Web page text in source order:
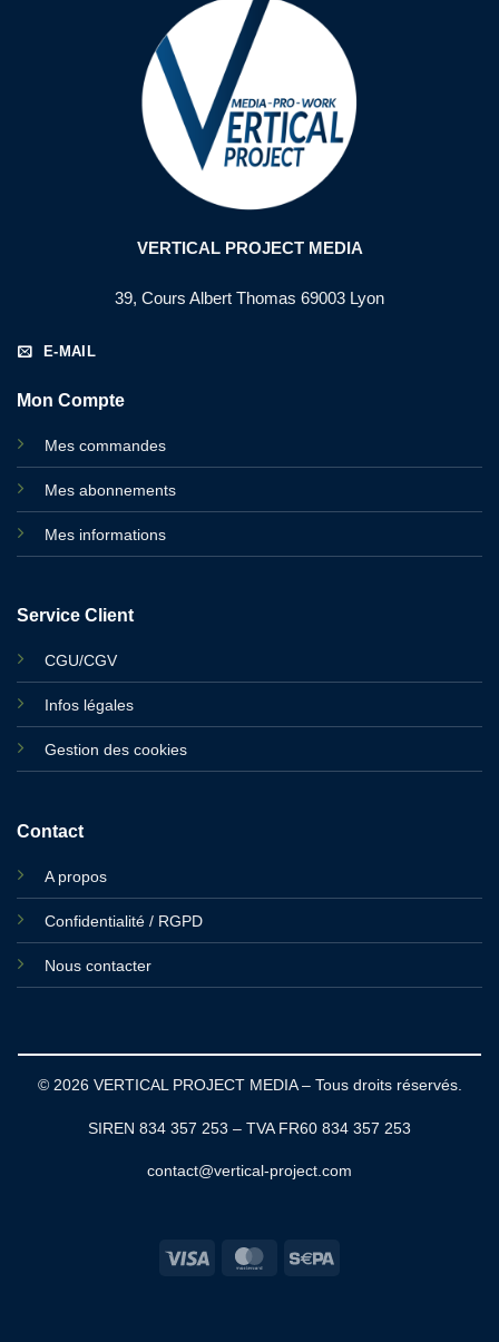
VERTICAL PROJECT MEDIA
39, Cours Albert Thomas 69003 Lyon
E-MAIL
Mon Compte
Mes commandes
Mes abonnements
Mes informations
Service Client
CGU/CGV
Infos légales
Gestion des cookies
Contact
A propos
Confidentialité / RGPD
Nous contacter
© 2026 VERTICAL PROJECT MEDIA – Tous droits réservés.
SIREN 834 357 253 – TVA FR60 834 357 253
contact@vertical-project.com
Visa MasterCard